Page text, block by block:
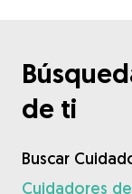
de ti
Buscar
Cuidadores